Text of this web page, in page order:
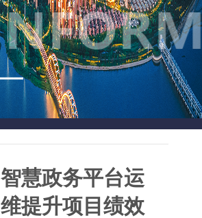
智慧政务平台运
维提升项目绩效